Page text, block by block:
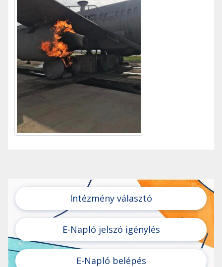
Intézmény választó
E-Napló jelszó igénylés
E-Napló belépés